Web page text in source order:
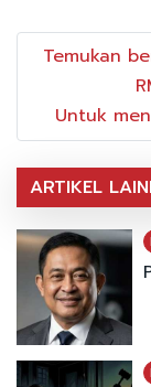
Temukan
Untuk
ARTIKEL